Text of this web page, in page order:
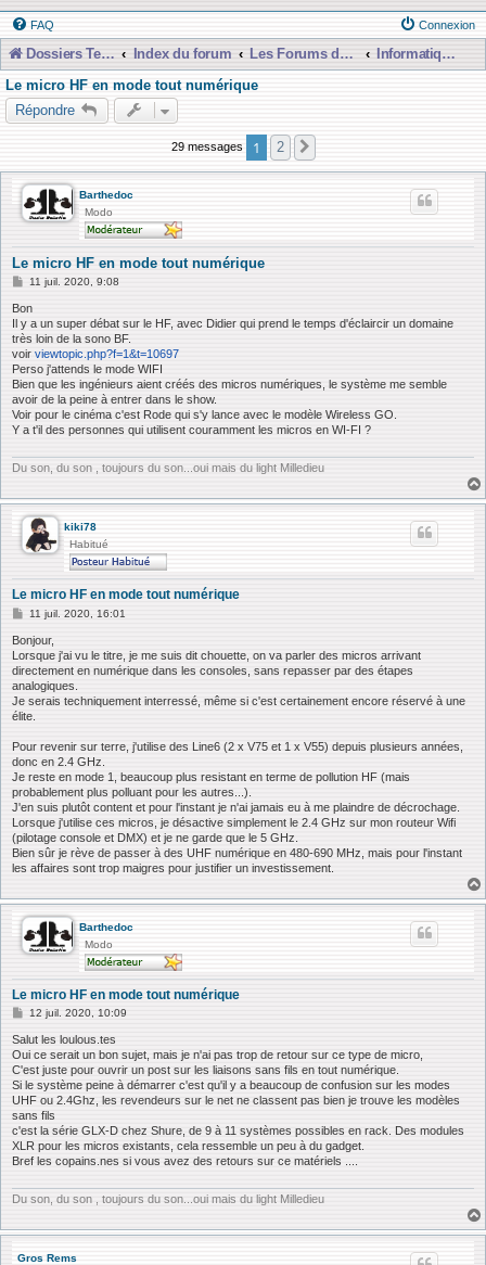
FAQ Connexion
Dossiers Techniques Index du forum Les Forums de Discussions
Informatique, Consoles Numériques et MAO
Le micro HF en mode tout numérique
Répondre
29 messages 1 2
Barthedoc
Modo
Le micro HF en mode tout numérique
M
s
s
g
e
11 juil. 2020, 9:08
Bon
Il y a un super débat sur le HF, avec Didier qui prend le temps d'éclaircir un domaine
très loin de la sono BF.
voir viewtopic.php?f=1&t=10697
Perso j'attends le mode WIFI
Bien que les ingénieurs aient créés des micros numériques, le système me semble
avoir de la peine à entrer dans le show.
Voir pour le cinéma c'est Rode qui s'y lance avec le modèle Wireless GO.
Y a t'il des personnes qui utilisent couramment les micros en WI-FI ?
Du son, du son , toujours du son...oui mais du light Milledieu
kiki78
Habitué
Le micro HF en mode tout numérique
M
s
s
g
e
11 juil. 2020, 16:01
Bonjour,
Lorsque j'ai vu le titre, je me suis dit chouette, on va parler des micros arrivant
directement en numérique dans les consoles, sans repasser par des étapes
analogiques.
Je serais techniquement interressé, même si c'est certainement encore réservé à une
élite.
Pour revenir sur terre, j'utilise des Line6 (2 x V75 et 1 x V55) depuis plusieurs années,
donc en 2.4 GHz.
Je reste en mode 1, beaucoup plus resistant en terme de pollution HF (mais
probablement plus polluant pour les autres...).
J'en suis plutôt content et pour l'instant je n'ai jamais eu à me plaindre de décrochage.
Lorsque j'utilise ces micros, je désactive simplement le 2.4 GHz sur mon routeur Wifi
(pilotage console et DMX) et je ne garde que le 5 GHz.
Bien sûr je rève de passer à des UHF numérique en 480-690 MHz, mais pour l'instant
les affaires sont trop maigres pour justifier un investissement.
Barthedoc
Modo
Le micro HF en mode tout numérique
M
s
s
g
e
12 juil. 2020, 10:09
Salut les loulous.tes
Oui ce serait un bon sujet, mais je n'ai pas trop de retour sur ce type de micro,
C'est juste pour ouvrir un post sur les liaisons sans fils en tout numérique.
Si le système peine à démarrer c'est qu'il y a beaucoup de confusion sur les modes
UHF ou 2.4Ghz, les revendeurs sur le net ne classent pas bien je trouve les modèles
sans fils
c'est la série GLX-D chez Shure, de 9 à 11 systèmes possibles en rack. Des modules
XLR pour les micros existants, cela ressemble un peu à du gadget.
Bref les copains.nes si vous avez des retours sur ce matériels ....
Du son, du son , toujours du son...oui mais du light Milledieu
Gros Rems